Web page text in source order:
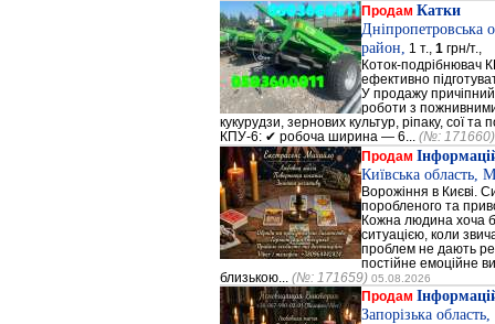
Продам Катки
Дніпропетровська
район, 1 т., 1 грн/т.,
Коток-подрібнювач
ефективно
У продажу
роботи з
кукурудзи, зернових культур, ріпаку, сої та
КПУ-6: ✔ робоча ширина — 6... (№: 171660)
Продам
Київська
Ворожіння в Києві.
поробленого та
Кожна людина хоча б
ситуацією, коли
проблем не дають
постійне емоційне
близькою... (№: 171659) 05.08.2026
Продам
Запорізька